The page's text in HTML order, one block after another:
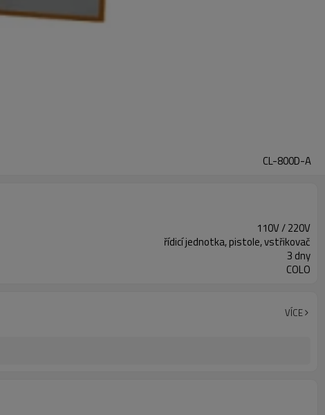
CL-800D-A
110V / 220V
řídicí jednotka, pistole, vstřikovač
3 dny
COLO
VÍCE